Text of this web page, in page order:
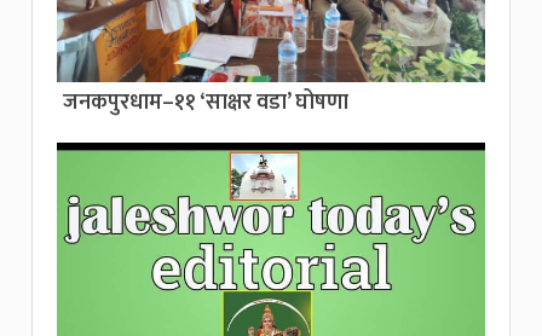
जनकपुरधाम–११ ‘साक्षर वडा’ घोषणा